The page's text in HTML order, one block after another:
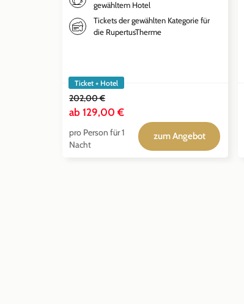
gewähltem Hotel
Tickets der gewählten Kategorie für
die RupertusTherme
Ticket + Hotel
202,00 €
ab 129,00 €
pro Person für 1
Nacht
zum Angebot